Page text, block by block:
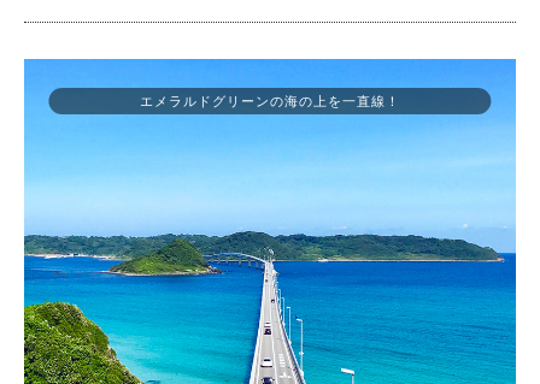
エメラルドグリーンの海の上を一直線！